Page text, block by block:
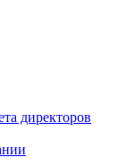
директоров